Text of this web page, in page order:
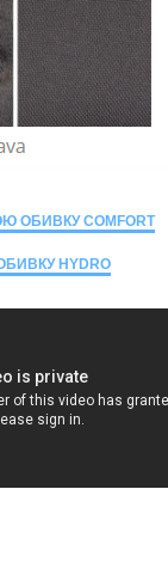
COMFORT
HYDRO